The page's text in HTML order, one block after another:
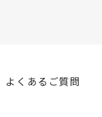
よくあるご質問